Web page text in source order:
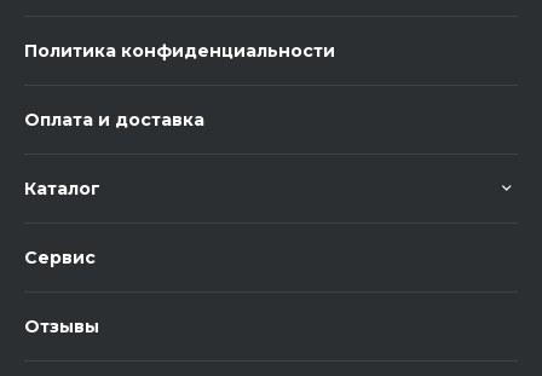
Политика конфиденциальности
Оплата и доставка
Каталог
Сервис
Отзывы